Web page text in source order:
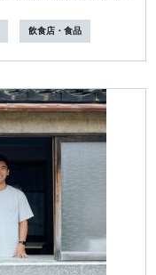
飲食店・食品